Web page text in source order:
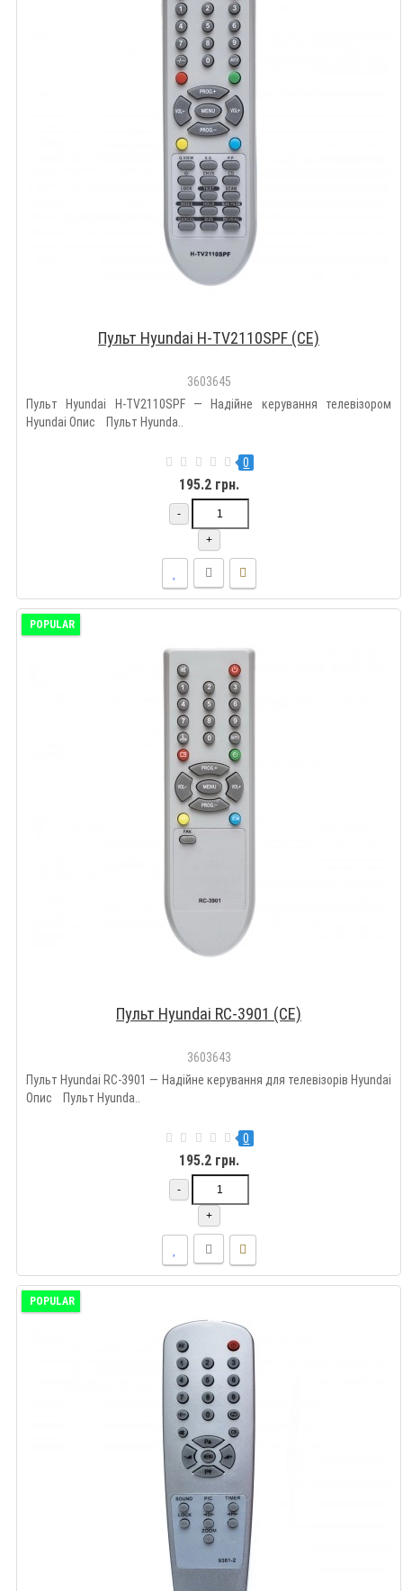
Пульт Hyundai H-TV2110SPF (CE)
3603645
Пульт Hyundai H-TV2110SPF — Надійне керування телевізором
Hyundai Опис Пульт Hyunda..
0
195.2 грн.
-
+
POPULAR
Пульт Hyundai RC-3901 (CE)
3603643
Пульт Hyundai RC-3901 — Надійне керування для телевізорів Hyundai
Опис Пульт Hyunda..
0
195.2 грн.
-
+
POPULAR